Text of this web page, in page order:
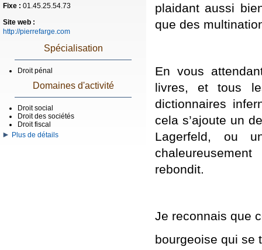
Fixe : 01.45.25.54.73
Site web :
http://pierrefarge.com
Spécialisation
Droit pénal
Domaines d'activité
Droit social
Droit des sociétés
Droit fiscal
Plus de détails
plaidant aussi
que des
En vous
livres, et tous
dictionnaires
cela s’ajoute un
Lagerfeld, ou
rebondit.
Je reconnais que
bourgeoise qui se